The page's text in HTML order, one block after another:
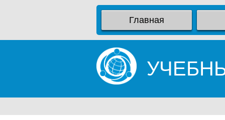
Главная